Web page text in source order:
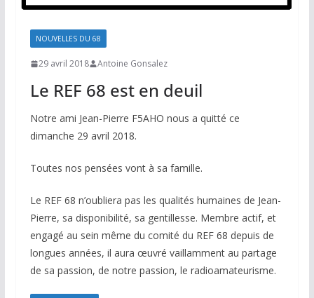
NOUVELLES DU 68
29 avril 2018 Antoine Gonsalez
Le REF 68 est en deuil
Notre ami Jean-Pierre F5AHO nous a quitté ce
dimanche 29 avril 2018.
Toutes nos pensées vont à sa famille.
Le REF 68 n’oubliera pas les qualités humaines de Jean-
Pierre, sa disponibilité, sa gentillesse. Membre actif, et
engagé au sein même du comité du REF 68 depuis de
longues années, il aura œuvré vaillamment au partage
de sa passion, de notre passion, le radioamateurisme.